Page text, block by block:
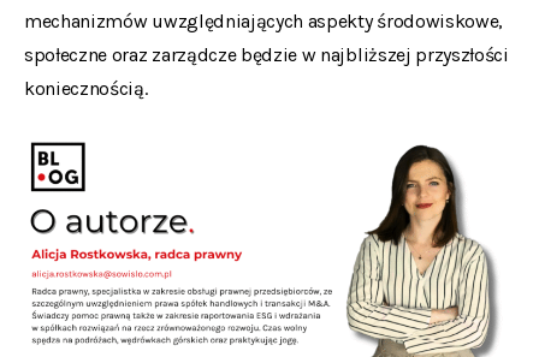
mechanizmów uwzględniających aspekty środowiskowe,
społeczne oraz zarządcze będzie w najbliższej przyszłości
koniecznością.